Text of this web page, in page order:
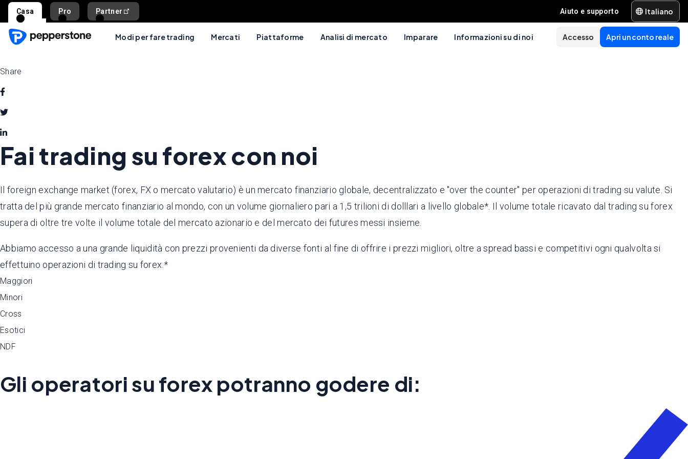
Casa Pro Partner Aiuto e supporto Italiano
Modi per fare trading Mercati Piattaforme Analisi di mercato Imparare Informazioni su di noi Apri un conto reale
Accesso
Share
Fai trading su forex con noi
Il foreign exchange market (forex, FX o mercato valutario) è un mercato finanziario globale, decentralizzato e "over the counter" per operazioni di trading su valute. Si
tratta del più grande mercato finanziario al mondo, con un volume giornaliero pari a 1,5 trilioni di dolllari a livello globale*. Il volume totale ricavato dal trading su forex
supera di oltre tre volte il volume totale del mercato azionario e del mercato dei futures messi insieme.
Abbiamo accesso a una grande liquidità con prezzi provenienti da diverse fonti al fine di offrire i prezzi migliori, oltre a spread bassi e competitivi ogni qualvolta si
effettuino operazioni di trading su forex.*
Maggiori
Minori
Cross
Esotici
NDF
Gli operatori su forex potranno godere di: